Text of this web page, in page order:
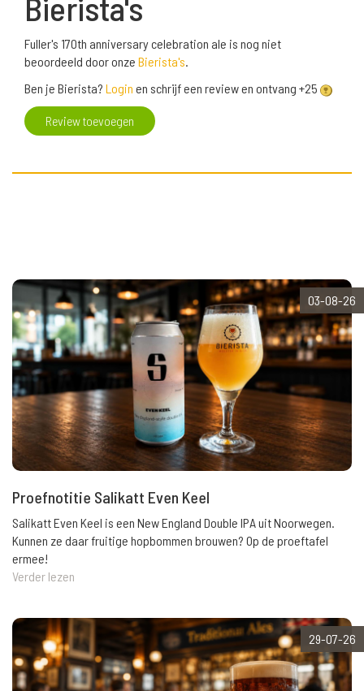
Fuller's 170th anniversary celebration ale is nog niet
beoordeeld door onze Bierista's.
Ben je Bierista? Login en schrijf een review en ontvang +25
Review toevoegen
03-08-26
Proefnotitie Salikatt Even Keel
Salikatt Even Keel is een New England Double IPA uit Noorwegen.
Kunnen ze daar fruitige hopbommen brouwen? Op de proeftafel
ermee!
Verder lezen
29-07-26